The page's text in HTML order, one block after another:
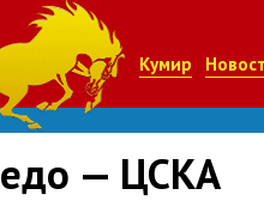
Кумир
— ЦСКА